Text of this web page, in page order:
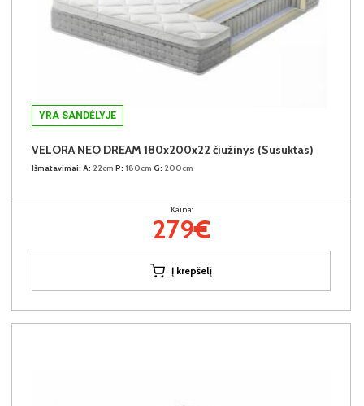
YRA SANDĖLYJE
VELORA NEO DREAM 180x200x22 čiužinys (Susuktas)
Išmatavimai: A: 22cm P: 180cm G: 200cm
Kaina:
279€
Į krepšelį